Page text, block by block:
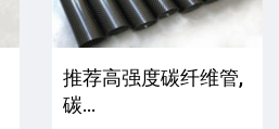
推荐高强度碳纤维管,
碳...